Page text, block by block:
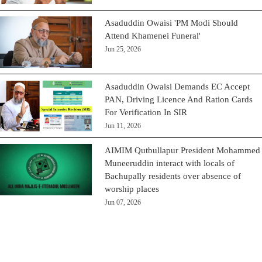
Asaduddin Owaisi 'PM Modi Should
Attend Khamenei Funeral'
Jun 25, 2026
Asaduddin Owaisi Demands EC Accept
PAN, Driving Licence And Ration Cards
For Verification In SIR
Jun 11, 2026
AIMIM Qutbullapur President Mohammed
Muneeruddin interact with locals of
Bachupally residents over absence of
worship places
Jun 07, 2026